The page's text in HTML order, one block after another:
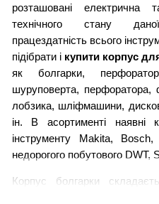
розташовані електрична
технічного стану
працездатність всього
підібрати і купити корпус
як болгарки,
шуруповерта, перфоратора,
лобзика, шліфмашини,
ін. В асортименті наявні
інструменту Makita,
недорогого побутового DWT,
Корпус болгарки